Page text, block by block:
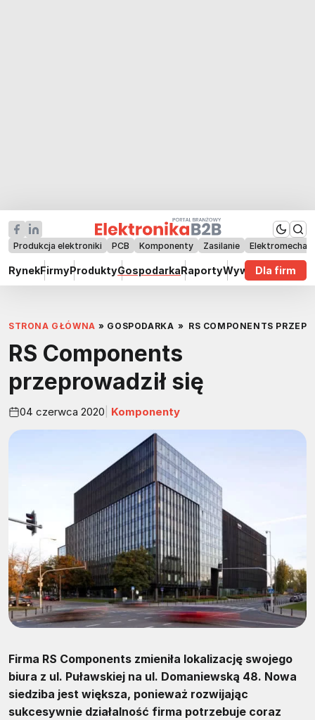
Produkcja elektroniki PCB Komponenty Zasilanie
RynekFirmyProduktyGospodarkaRaportyWywiadyDla firm
STRONA GŁÓWNA » GOSPODARKA » RS COMPONENTS
RS Components
przeprowadził się
04 czerwca 2020 Komponenty
Firma RS Components zmieniła lokalizację swojego
biura z ul. Puławskiej na ul. Domaniewską 48. Nowa
siedziba jest większa, ponieważ rozwijając
sukcesywnie działalność firma potrzebuje coraz